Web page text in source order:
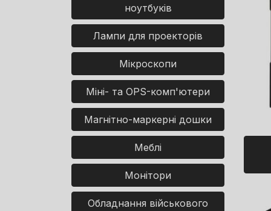
ноутбуків
Лампи для проекторів
Мікроскопи
Міні- та OPS-комп'ютери
Магнітно-маркерні дошки
Меблі
Монітори
Обладнання військового